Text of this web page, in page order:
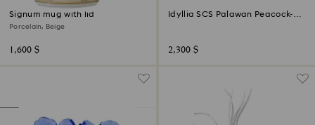
Signum mug with lid
Porcelain, Beige
1,600 $
Idyllia SCS Palawan Peacock-
2,300 $